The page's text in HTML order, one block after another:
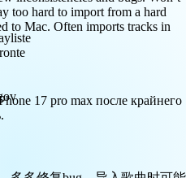
17 pro max после крайнего
多多修复bug，导入歌曲时可能
版本更新（针对于iOS 26）